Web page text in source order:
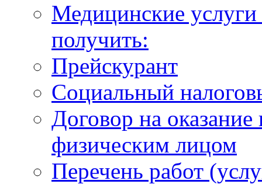
Медицинские
получить:
Прейскурант
Социальный
Договор на
физическим лицом
Перечень работ